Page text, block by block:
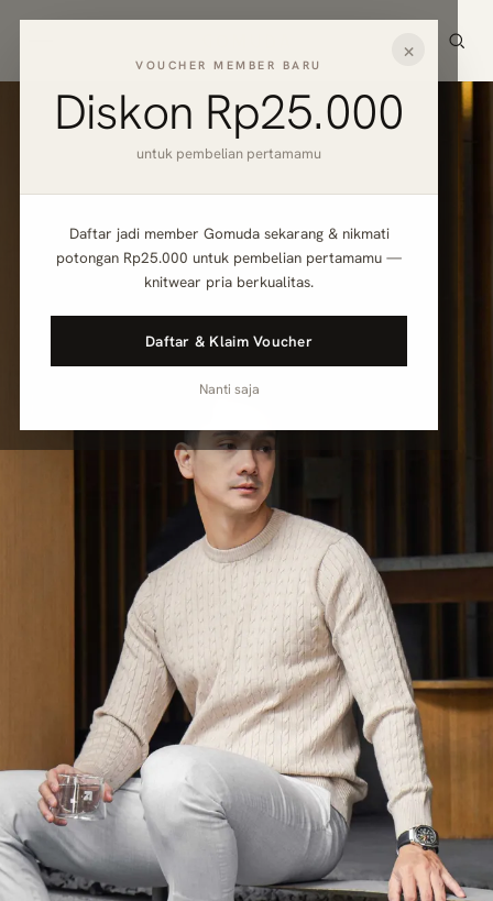
×
VOUCHER MEMBER BARU
Diskon Rp25.000
untuk pembelian pertamamu
Daftar jadi member Gomuda sekarang & nikmati
potongan Rp25.000 untuk pembelian pertamamu —
knitwear pria berkualitas.
Daftar & Klaim Voucher
Nanti saja